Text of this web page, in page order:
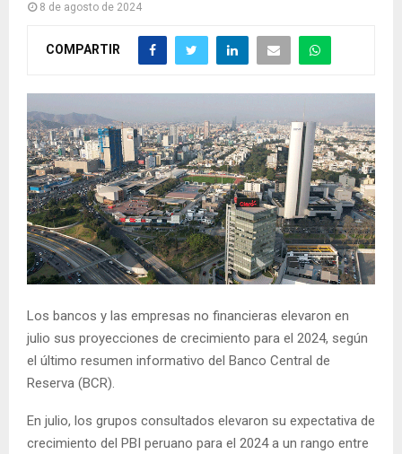
8 de agosto de 2024
COMPARTIR
Los bancos y las empresas no financieras elevaron en
julio sus proyecciones de crecimiento para el 2024, según
el último resumen informativo del Banco Central de
Reserva (BCR).
En julio, los grupos consultados elevaron su expectativa de
crecimiento del PBI peruano para el 2024 a un rango entre